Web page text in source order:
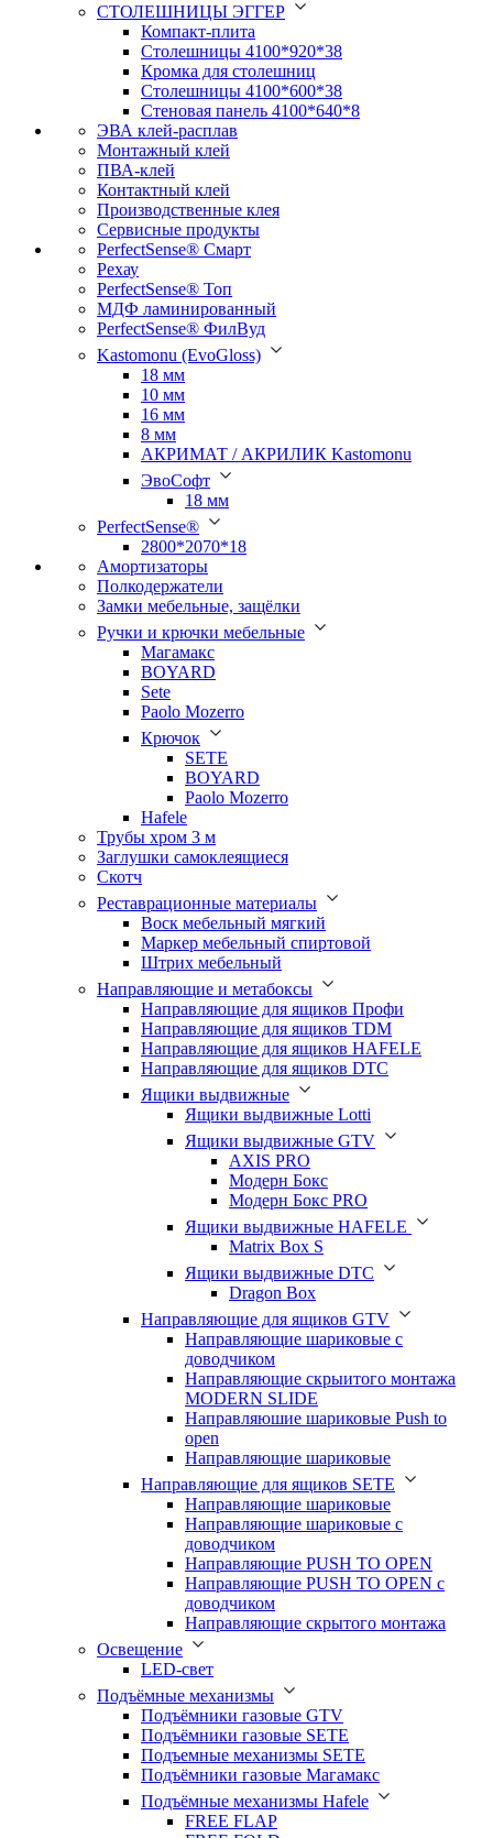
СТОЛЕШНИЦЫ ЭГГЕР
Компакт-плита
Столешницы 4100*920*38
Кромка для столешниц
Столешницы 4100*600*38
Стеновая панель 4100*640*8
ЭВА клей-расплав
Монтажный клей
ПВА-клей
Контактный клей
Производственные клея
Сервисные продукты
PerfectSense® Смарт
Рехау
PerfectSense® Топ
МДФ ламинированный
PerfectSense® ФилВуд
Kastomonu (EvoGloss)
18 мм
10 мм
16 мм
8 мм
АКРИМАТ / АКРИЛИК Kastomonu
ЭвоСофт
18 мм
PerfectSense®
2800*2070*18
Амортизаторы
Полкодержатели
Замки мебельные, защёлки
Ручки и крючки мебельные
Магамакс
BOYARD
Sete
Paolo Mozerro
Крючок
SETE
BOYARD
Paolo Mozerro
Hafele
Трубы хром 3 м
Заглушки самоклеящиеся
Скотч
Реставрационные материалы
Воск мебельный мягкий
Маркер мебельный спиртовой
Штрих мебельный
Направляющие и метабоксы
Направляющие для ящиков Профи
Направляющие для ящиков TDM
Направляющие для ящиков HAFELE
Направляющие для ящиков DTC
Ящики выдвижные
Ящики выдвижные Lotti
Ящики выдвижные GTV
AXIS PRO
Модерн Бокс
Модерн Бокс PRO
Ящики выдвижные HAFELE
Matrix Box S
Ящики выдвижные DTC
Dragon Box
Направляющие для ящиков GTV
Направляющие шариковые с
доводчиком
Направляющие скрыитого монтажа
MODERN SLIDE
Направляюшие шариковые Push to
open
Направляющие шариковые
Направляющие для ящиков SETE
Направляющие шариковые
Направляющие шариковые с
доводчиком
Направляющие PUSH TO OPEN
Направляющие PUSH TO OPEN с
доводчиком
Направляющие скрытого монтажа
Освещение
LED-свет
Подъёмные механизмы
Подъёмники газовые GTV
Подъёмники газовые SETE
Подъемные механизмы SETE
Подъёмники газовые Магамакс
Подъёмные механизмы Hafele
FREE FLAP